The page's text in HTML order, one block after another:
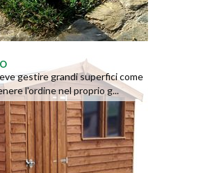
gestire grandi superfici come
l'ordine nel proprio g...